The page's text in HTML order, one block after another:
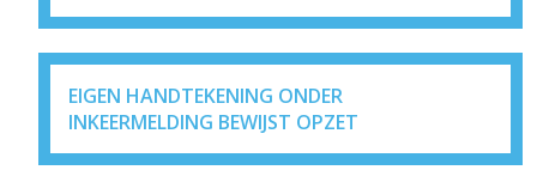
EIGEN HANDTEKENING ONDER
INKEERMELDING BEWIJST OPZET